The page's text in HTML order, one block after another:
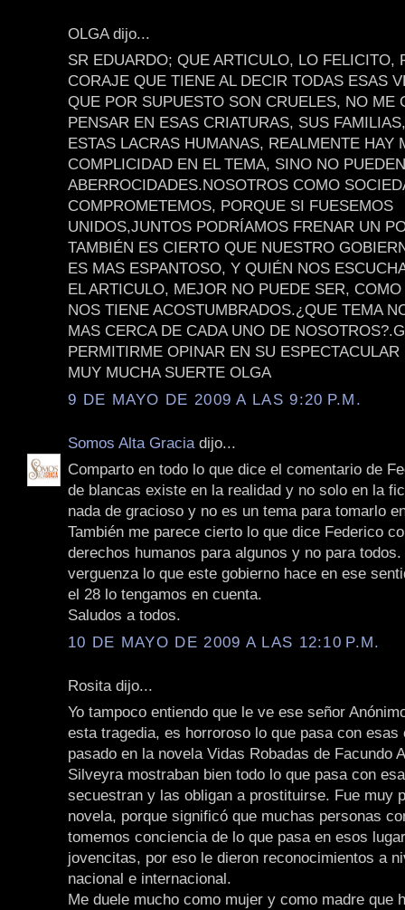
OLGA dijo...
SR EDUARDO; QUE ARTICULO, LO FELICITO,
CORAJE QUE TIENE AL DECIR TODAS ESAS
QUE POR SUPUESTO SON CRUELES, NO ME
PENSAR EN ESAS CRIATURAS, SUS
ESTAS LACRAS HUMANAS, REALMENTE HAY
COMPLICIDAD EN EL TEMA, SINO NO
ABERROCIDADES.NOSOTROS COMO
COMPROMETEMOS, PORQUE SI FUESEMOS
UNIDOS,JUNTOS PODRÍAMOS FRENAR UN
TAMBIÉN ES CIERTO QUE NUESTRO
ES MAS ESPANTOSO, Y QUIÉN NOS
EL ARTICULO, MEJOR NO PUEDE SER,
NOS TIENE ACOSTUMBRADOS.¿QUE TEMA
MAS CERCA DE CADA UNO DE
PERMITIRME OPINAR EN SU ESPECTACULAR
MUY MUCHA SUERTE OLGA
9 DE MAYO DE 2009 A LAS 9:20 P.M.
Somos Alta Gracia dijo...
Comparto en todo lo que dice el comentario de
de blancas existe en la realidad y no solo en la
nada de gracioso y no es un tema para tomarlo
También me parece cierto lo que dice Federico
derechos humanos para algunos y no para
verguenza lo que este gobierno hace en ese
el 28 lo tengamos en cuenta.
Saludos a todos.
10 DE MAYO DE 2009 A LAS 12:10 P.M.
Rosita dijo...
Yo tampoco entiendo que le ve ese señor
esta tragedia, es horroroso lo que pasa con esas
pasado en la novela Vidas Robadas de Facundo
Silveyra mostraban bien todo lo que pasa con
secuestran y las obligan a prostituirse. Fue muy
novela, porque significó que muchas personas
tomemos conciencia de lo que pasa en esos
jovencitas, por eso le dieron reconocimientos a
nacional e internacional.
Me duele mucho como mujer y como madre que